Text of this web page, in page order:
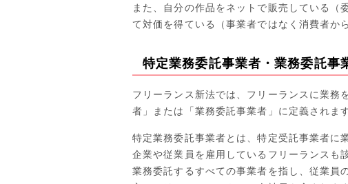
また、自分の作品をネットで販売している（
て対価を得ている（事業者ではなく消費者か
特定業務委託事業者・業務委託事
フリーランス新法では、フリーランスに業務
者」または「業務委託事業者」に定義されます
特定業務委託事業者とは、特定受託事業者に
企業や従業員を雇用しているフリーランスも
業務委託するすべての事業者を指し、従業員